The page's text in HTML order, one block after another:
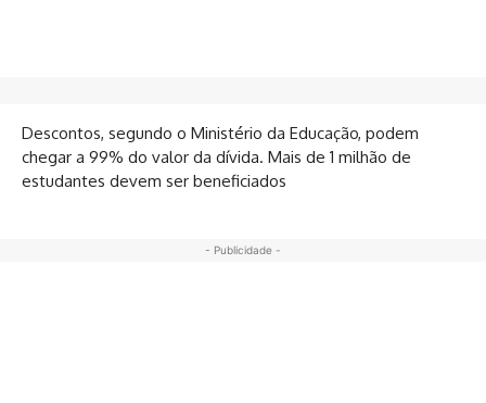
Descontos, segundo o Ministério da Educação, podem
chegar a 99% do valor da dívida. Mais de 1 milhão de
estudantes devem ser beneficiados
- Publicidade -